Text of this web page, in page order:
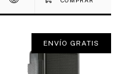
ENVÍO GRATIS